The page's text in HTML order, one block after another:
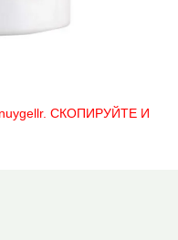
СКОПИРУЙТЕ И